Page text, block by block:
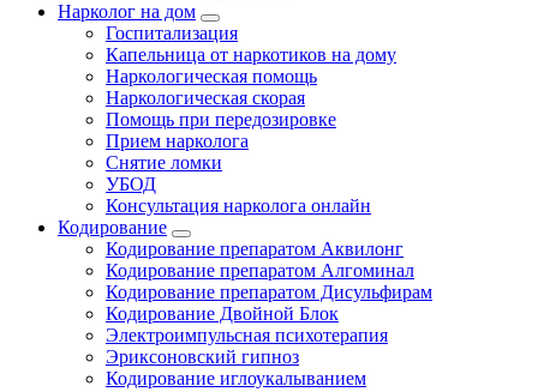
Нарколог на дом
Госпитализация
Капельница от наркотиков на дому
Наркологическая помощь
Наркологическая скорая
Помощь при передозировке
Прием нарколога
Снятие ломки
УБОД
Консультация нарколога онлайн
Кодирование
Кодирование препаратом Аквилонг
Кодирование препаратом Алгоминал
Кодирование препаратом Дисульфирам
Кодирование Двойной Блок
Электроимпульсная психотерапия
Эриксоновский гипноз
Кодирование иглоукалыванием